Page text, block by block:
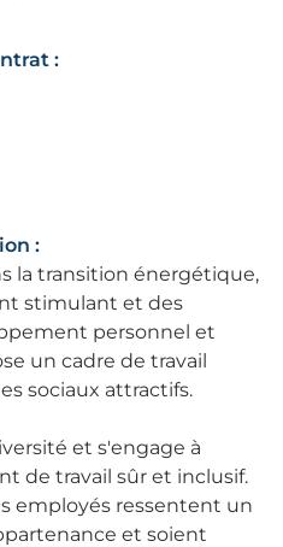
:
:
la transition énergétique,
stimulant et des
personnel et
un cadre de travail
sociaux attractifs.
et s'engage à
de travail sûr et inclusif.
employés ressentent un
et soient